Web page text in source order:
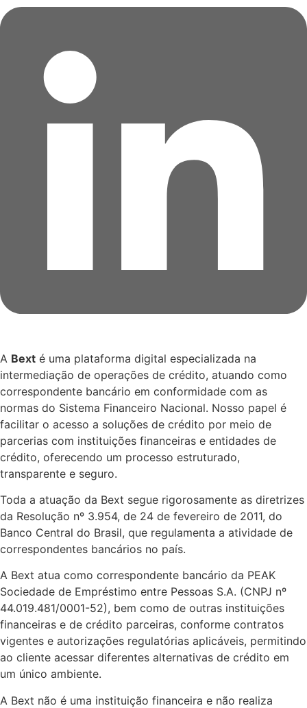
A Bext é uma plataforma digital especializada na
intermediação de operações de crédito, atuando como
correspondente bancário em conformidade com as
normas do Sistema Financeiro Nacional. Nosso papel é
facilitar o acesso a soluções de crédito por meio de
parcerias com instituições financeiras e entidades de
crédito, oferecendo um processo estruturado,
transparente e seguro.
Toda a atuação da Bext segue rigorosamente as diretrizes
da Resolução nº 3.954, de 24 de fevereiro de 2011, do
Banco Central do Brasil, que regulamenta a atividade de
correspondentes bancários no país.
A Bext atua como correspondente bancário da PEAK
Sociedade de Empréstimo entre Pessoas S.A. (CNPJ nº
44.019.481/0001-52), bem como de outras instituições
financeiras e de crédito parceiras, conforme contratos
vigentes e autorizações regulatórias aplicáveis, permitindo
ao cliente acessar diferentes alternativas de crédito em
um único ambiente.
A Bext não é uma instituição financeira e não realiza